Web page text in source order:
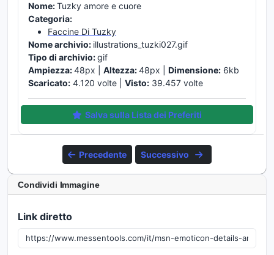
Nome:Tuzky amore e cuore
Categoria:
Faccine Di Tuzky
Nome archivio: illustrations_tuzki027.gif
Tipo di archivio:gif
Ampiezza:48px | Altezza:48px | Dimensione: 6kb
Scaricato: 4.120 volte | Visto: 39.457 volte
Salva sulla Lista dei Preferiti
Precedente Successivo
Condividi Immagine
Link diretto